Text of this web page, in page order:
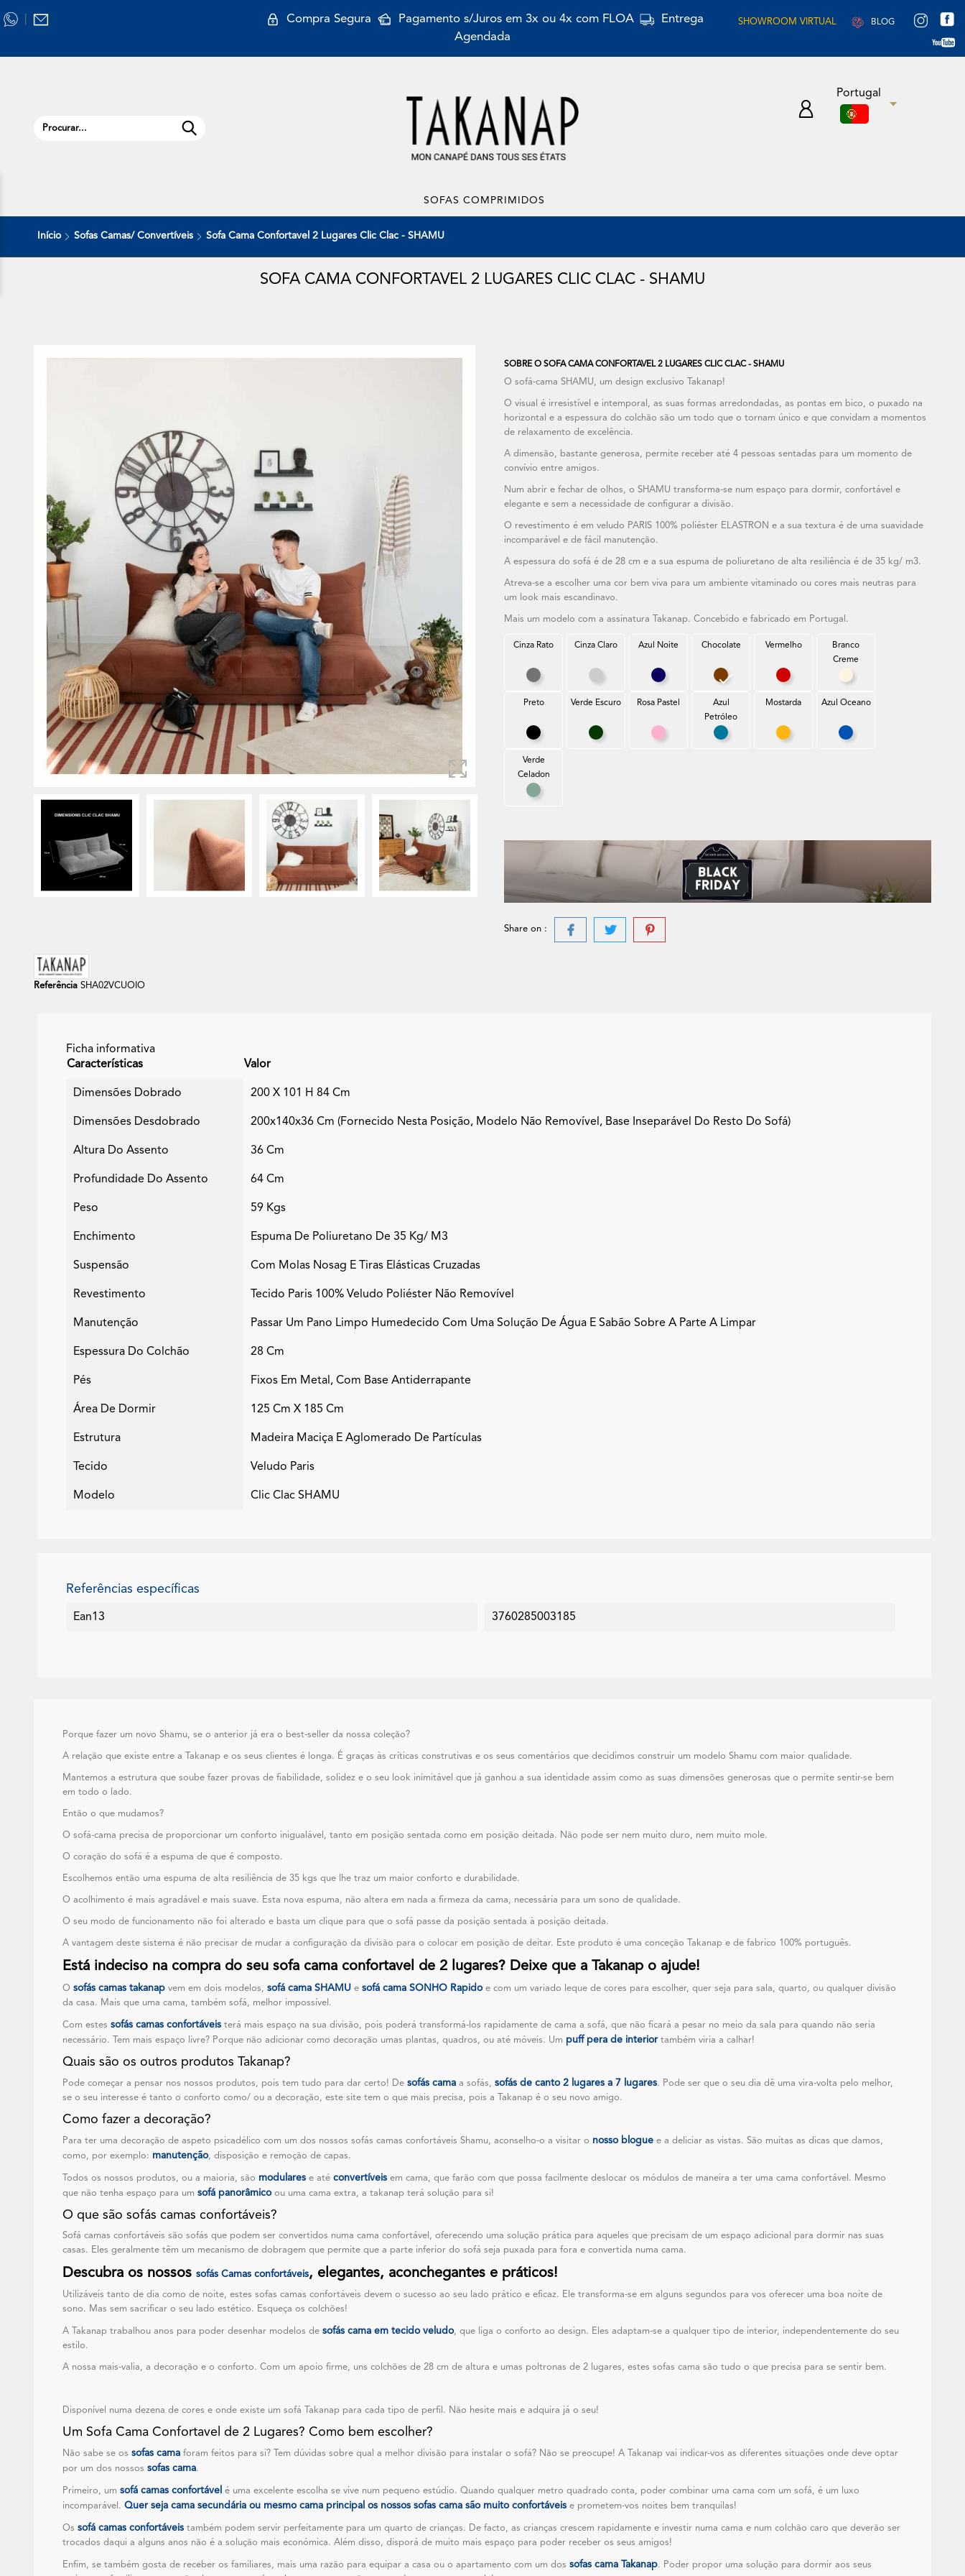
Compra Segura Pagamento s/Juros em 3x ou 4x com FLOA
Entrega
Agendada
SHOWROOM VIRTUAL BLOG
Portugal
SOFAS COMPRIMIDOS
Início Sofas Camas/ Convertíveis Sofa Cama Confortavel 2 Lugares Clic Clac - SHAMU
SOFA CAMA CONFORTAVEL 2 LUGARES CLIC CLAC - SHAMU
SOBRE O SOFA CAMA CONFORTAVEL 2 LUGARES CLIC CLAC - SHAMU
O sofá-cama SHAMU, um design exclusivo Takanap!
O visual é irresistível e intemporal, as suas formas arredondadas, as pontas em bico, o puxado na
horizontal e a espessura do colchão são um todo que o tornam único e que convidam a momentos
de relaxamento de excelência.
A dimensão, bastante generosa, permite receber até 4 pessoas sentadas para um momento de
convívio entre amigos.
Num abrir e fechar de olhos, o SHAMU transforma-se num espaço para dormir, confortável e
elegante e sem a necessidade de configurar a divisão.
O revestimento é em veludo PARIS 100% poliéster ELASTRON e a sua textura é de uma suavidade
incomparável e de fácil manutenção.
A espessura do sofá é de 28 cm e a sua espuma de poliuretano de alta resiliência é de 35 kg/ m3.
Atreva-se a escolher uma cor bem viva para um ambiente vitaminado ou cores mais neutras para
um look mais escandinavo.
Mais um modelo com a assinatura Takanap. Concebido e fabricado em Portugal.
Cinza Rato
Cinza Rato
Cinza Claro Azul Noite
Azul Noite
Chocolate
Chocolate
Vermelho
Vermelho
Branco
Creme
Branco Creme
Preto
Preto
Verde Escuro
Verde Escuro
Rosa Pastel
Rosa Pastel
Azul
Petróleo
Azul Petróleo
Mostarda
Mostarda
Azul Oceano
Azul Oceano
Verde
Celadon
Verde Celadon
Share on :
Referência SHA02VCUOIO
Ficha informativa
Características
Valor
Dimensões Dobrado 200 X 101 H 84 Cm
Dimensões Desdobrado 200x140x36 Cm (fornecido Nesta Posição, Modelo Não Removível, Base Inseparável Do Resto Do Sofá)
Altura Do Assento 36 Cm
Profundidade Do Assento 64 Cm
Peso 59 Kgs
Enchimento Espuma De Poliuretano De 35 Kg/ M3
Suspensão Com Molas Nosag E Tiras Elásticas Cruzadas
Revestimento Tecido Paris 100% Veludo Poliéster Não Removível
Manutenção Passar Um Pano Limpo Humedecido Com Uma Solução De Água E Sabão Sobre A Parte A Limpar
Espessura Do Colchão 28 Cm
Pés Fixos Em Metal, Com Base Antiderrapante
Área De Dormir 125 Cm X 185 Cm
Estrutura Madeira Maciça E Aglomerado De Partículas
Tecido Veludo Paris
Modelo Clic Clac SHAMU
Referências específicas
Ean13 3760285003185
Porque fazer um novo Shamu, se o anterior já era o best-seller da nossa coleção?
A relação que existe entre a Takanap e os seus clientes é longa. É graças às críticas construtivas e os seus comentários que decidimos construir um modelo Shamu com maior qualidade.
Mantemos a estrutura que soube fazer provas de fiabilidade, solidez e o seu look inimitável que já ganhou a sua identidade assim como as suas dimensões generosas que o permite sentir-se bem
em todo o lado.
Então o que mudamos?
O sofá-cama precisa de proporcionar um conforto inigualável, tanto em posição sentada como em posição deitada. Não pode ser nem muito duro, nem muito mole.
O coração do sofá é a espuma de que é composto.
Escolhemos então uma espuma de alta resiliência de 35 kgs que lhe traz um maior conforto e durabilidade.
O acolhimento é mais agradável e mais suave. Esta nova espuma, não altera em nada a firmeza da cama, necessária para um sono de qualidade.
O seu modo de funcionamento não foi alterado e basta um clique para que o sofá passe da posição sentada à posição deitada.
A vantagem deste sistema é não precisar de mudar a configuração da divisão para o colocar em posição de deitar. Este produto é uma conceção Takanap e de fabrico 100% português.
Está indeciso na compra do seu sofa cama confortavel de 2 lugares? Deixe que a Takanap o ajude!
O sofás camas takanap vem em dois modelos, sofá cama SHAMU e sofá cama SONHO Rapidoe com um variado leque de cores para escolher, quer seja para sala, quarto, ou qualquer divisão
da casa. Mais que uma cama, também sofá, melhor impossível.
Com estes sofás camas confortáveis terá mais espaço na sua divisão, pois poderá transformá-los rapidamente de cama a sofá, que não ficará a pesar no meio da sala para quando não seria
necessário. Tem mais espaço livre? Porque não adicionar como decoração umas plantas, quadros, ou até móveis. Um puff pera de interiortambém viria a calhar!
Quais são os outros produtos Takanap?
Pode começar a pensar nos nossos produtos, pois tem tudo para dar certo! De sofás cama a sofás, sofás de canto 2 lugares a 7 lugares. Pode ser que o seu dia dê uma vira-volta pelo melhor,
se o seu interesse é tanto o conforto como/ ou a decoração, este site tem o que mais precisa, pois a Takanap é o seu novo amigo.
Como fazer a decoração?
Para ter uma decoração de aspeto psicadélico com um dos nossos sofás camas confortáveis Shamu, aconselho-o a visitar o nosso blogue e a deliciar as vistas. São muitas as dicas que damos,
como, por exemplo: manutenção, disposição e remoção de capas.
Todos os nossos produtos, ou a maioria, são modulares e até convertíveis em cama, que farão com que possa facilmente deslocar os módulos de maneira a ter uma cama confortável. Mesmo
que não tenha espaço para um sofá panorâmicoou uma cama extra, a takanap terá solução para si!
O que são sofás camas confortáveis?
Sofá camas confortáveis são sofás que podem ser convertidos numa cama confortável, oferecendo uma solução prática para aqueles que precisam de um espaço adicional para dormir nas suas
casas. Eles geralmente têm um mecanismo de dobragem que permite que a parte inferior do sofá seja puxada para fora e convertida numa cama.
Descubra os nossos sofás Camas confortáveis, elegantes, aconchegantes e práticos!
Utilizáveis tanto de dia como de noite, estes sofas camas confortáveis devem o sucesso ao seu lado prático e eficaz. Ele transforma-se em alguns segundos para vos oferecer uma boa noite de
sono. Mas sem sacrificar o seu lado estético. Esqueça os colchões!
A Takanap trabalhou anos para poder desenhar modelos de sofás cama em tecido veludo, que liga o conforto ao design. Eles adaptam-se a qualquer tipo de interior, independentemente do seu
estilo.
A nossa mais-valia, a decoração e o conforto. Com um apoio firme, uns colchões de 28 cm de altura e umas poltronas de 2 lugares, estes sofas cama são tudo o que precisa para se sentir bem.
Disponível numa dezena de cores e onde existe um sofá Takanap para cada tipo de perfil. Não hesite mais e adquira já o seu!
Um Sofa Cama Confortavel de 2 Lugares? Como bem escolher?
Não sabe se os sofas cama foram feitos para si? Tem dúvidas sobre qual a melhor divisão para instalar o sofá? Não se preocupe! A Takanap vai indicar-vos as diferentes situações onde deve optar
por um dos nossos sofas cama.
Primeiro, um sofá camas confortável é uma excelente escolha se vive num pequeno estúdio. Quando qualquer metro quadrado conta, poder combinar uma cama com um sofá, é um luxo
incomparável. Quer seja cama secundária ou mesmo cama principal os nossos sofas cama são muito confortáveis e prometem-vos noites bem tranquilas!
Os sofá camas confortáveis também podem servir perfeitamente para um quarto de crianças. De facto, as crianças crescem rapidamente e investir numa cama e num colchão caro que deverão ser
trocados daqui a alguns anos não é a solução mais económica. Além disso, disporá de muito mais espaço para poder receber os seus amigos!
Enfim, se também gosta de receber os familiares, mais uma razão para equipar a casa ou o apartamento com um dos sofas cama Takanap. Poder propor uma solução para dormir aos seus